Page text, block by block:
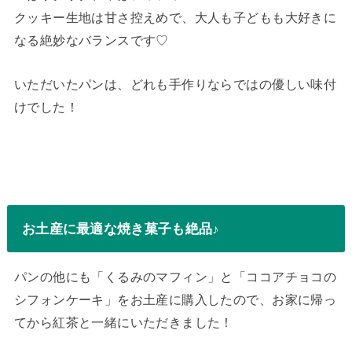
クッキー生地は甘さ控えめで、大人も子どもも大好きに
なる絶妙なバランスです♡
いただいたパンは、どれも手作りならではの優しい味付
けでした！
お土産に最適な焼き菓子も絶品♪
パンの他にも「くるみのマフィン」と「ココアチョコの
シフォンケーキ」をお土産に購入したので、お家に帰っ
てから紅茶と一緒にいただきました！